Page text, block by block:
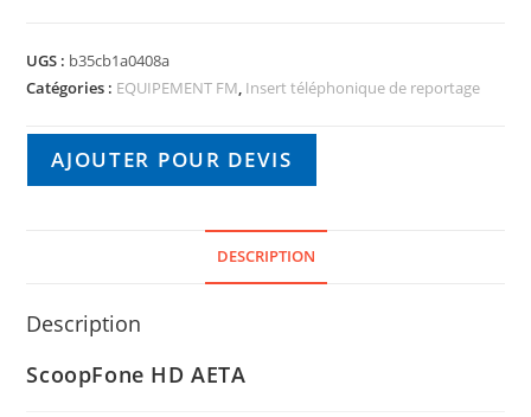
UGS : b35cb1a0408a
Catégories : EQUIPEMENT FM, Insert téléphonique de reportage
AJOUTER POUR DEVIS
DESCRIPTION
Description
ScoopFone HD AETA